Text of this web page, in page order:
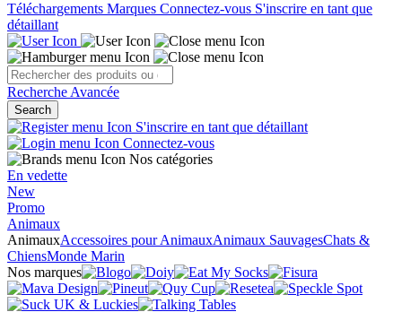
Téléchargements Marques Connectez-vous S'inscrire en tant que
détaillant
Recherche Avancée
Search
S'inscrire en tant que détaillant
Connectez-vous
Nos catégories
En vedette
New
Promo
Animaux
AnimauxAccessoires pour AnimauxAnimaux SauvagesChats &
ChiensMonde Marin
Nos marques